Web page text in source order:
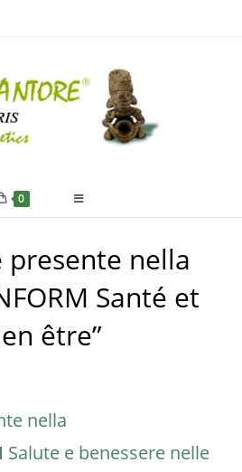
0
presente nella
Santé et
être”
nella
Salute e benessere nelle